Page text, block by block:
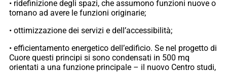
• ridefinizione degli spazi, che assumono funzioni nuove o
tornano ad avere le funzioni originarie;
• ottimizzazione dei servizi e dell’accessibilità;
• efficientamento energetico dell’edificio. Se nel progetto di
Cuore questi principi si sono condensati in 500 mq
orientati a una funzione principale – il nuovo Centro studi,